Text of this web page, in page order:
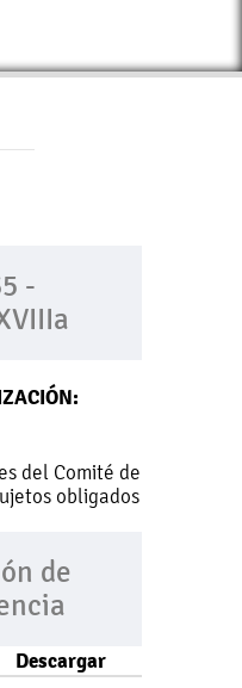
-
del Comité de
obligados
de
Descargar